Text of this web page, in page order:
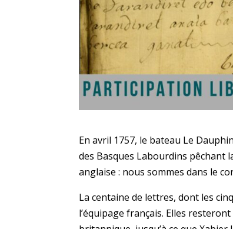
En avril 1757, le bateau Le
des Basques Labourdins pêchant
anglaise : nous sommes dans le
La centaine de lettres, dont les
l’équipage français. Elles